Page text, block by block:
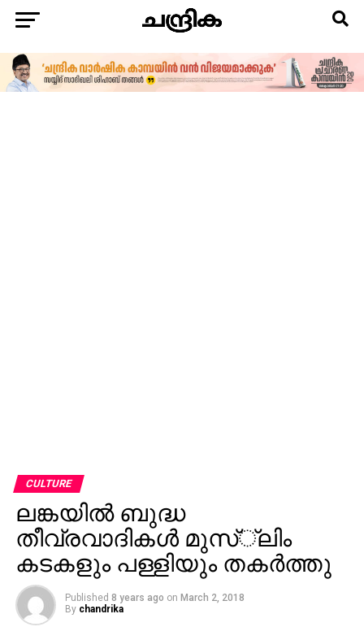
CULTURE
ലങ്കയില്‍ ബുദ്ധ
തീവ്രവാദികള്‍ മുസ്്‌ലിം
കടകളും പള്ളിയും തകര്‍ത്തു
Published 8 years ago on March 2, 2018
By chandrika